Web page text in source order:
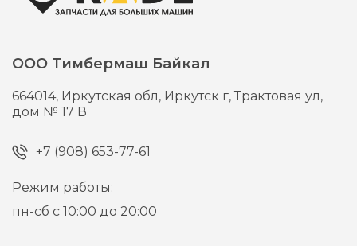
ООО Тимбермаш Байкал
664014, Иркутская обл, Иркутск г,Трактовая ул,
дом № 17 В
+7 (908) 653-77-61
Режим работы:
пн-сб с 10:00 до 20:00